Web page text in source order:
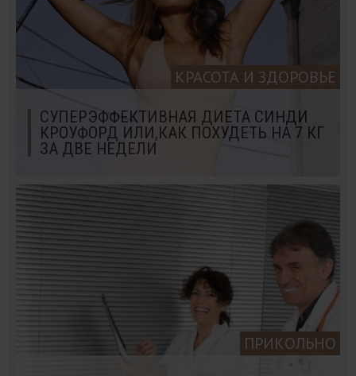
КРАСОТА И ЗДОРОВЬЕ
СУПЕРЭФФЕКТИВНАЯ ДИЕТА СИНДИ
КРОУФОРД ИЛИ,КАК ПОХУДЕТЬ НА 7 КГ
ЗА ДВЕ НЕДЕЛИ
ПРИКОЛЬНО